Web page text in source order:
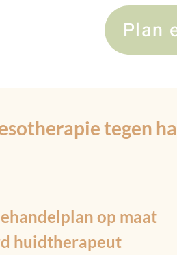
Plan
tegen
op maat
huidtherapeut